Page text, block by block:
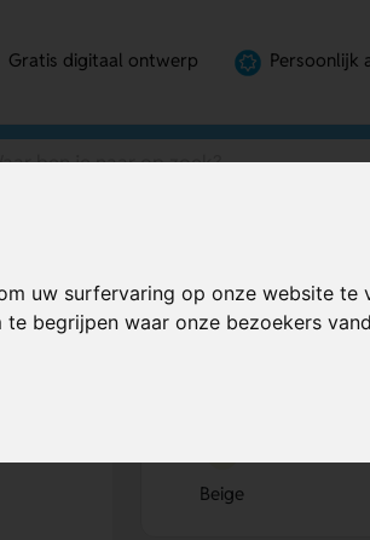
uw surfervaring op onze website te
begrijpen waar onze bezoekers
Gratis digitaal ontwerp Persoonlijk
Bereken mijn
Beige